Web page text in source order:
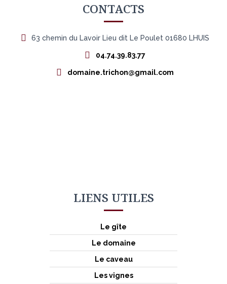
CONTACTS
63 chemin du Lavoir Lieu dit Le Poulet 01680 LHUIS
04.74.39.83.77
domaine.trichon@gmail.com
LIENS UTILES
Le gîte
Le domaine
Le caveau
Les vignes